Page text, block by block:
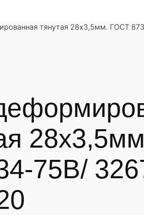
тянутая 28х3,5мм. ГОСТ
75В/